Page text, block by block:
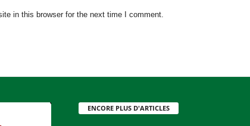
in this browser for the next time I comment.
ENCORE PLUS D'ARTICLES